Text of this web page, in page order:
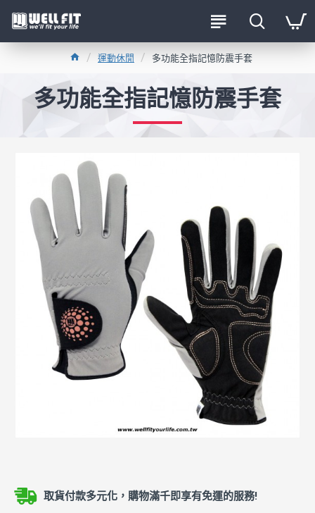
運動休閒 多功能全指記憶防震手套
多功能全指記憶防震手套
取貨付款多元化，購物滿千即享有免運的服務!